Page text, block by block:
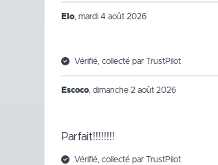
Elo, mardi 4 août 2026
Vérifié, collecté par TrustPilot
Escoco, dimanche 2 août 2026
Parfait!!!!!!!!
Vérifié, collecté par TrustPilot